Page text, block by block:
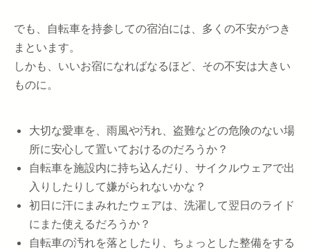
でも、自転車を持参しての宿泊には、多くの不安がつき
まといます。
しかも、いいお宿になればなるほど、その不安は大きい
ものに。
大切な愛車を、雨風や汚れ、盗難などの危険のない場
所に安心して置いておけるのだろうか？
自転車を施設内に持ち込んだり、サイクルウェアで出
入りしたりして嫌がられないかな？
初日に汗にまみれたウェアは、洗濯して翌日のライド
にまた使えるだろうか？
自転車の汚れを落としたり、ちょっとした整備をする